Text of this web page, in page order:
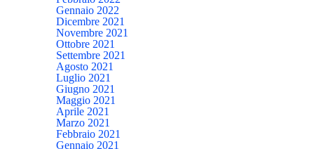
Gennaio 2022
Dicembre 2021
Novembre 2021
Ottobre 2021
Settembre 2021
Agosto 2021
Luglio 2021
Giugno 2021
Maggio 2021
Aprile 2021
Marzo 2021
Febbraio 2021
Gennaio 2021